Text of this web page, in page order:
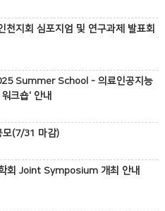
지회 심포지엄 및 연구과제 발표회
Summer School - 의료인공지능
크숍' 안내
모(7/31 마감)
회 Joint Symposium 개최 안내